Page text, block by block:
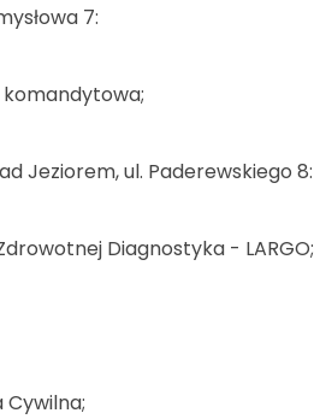
7:
komandytowa;
Jeziorem, ul. Paderewskiego 8:
Diagnostyka - LARGO;
Cywilna;